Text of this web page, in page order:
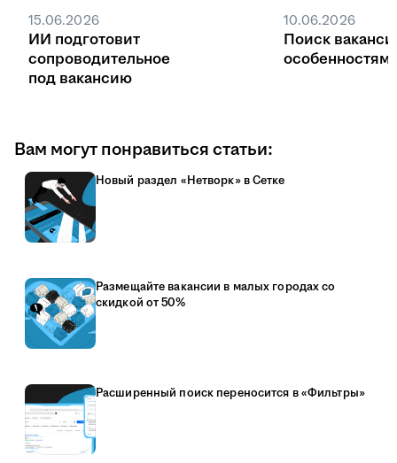
15.06.2026
ИИ подготовит
сопроводительное
под вакансию
10.06.2026
Поиск
Вам могут понравиться статьи:
Новый раздел «Нетворк» в Сетке
Размещайте вакансии в малых городах со
скидкой от 50%
Расширенный поиск переносится в «Фильтры»